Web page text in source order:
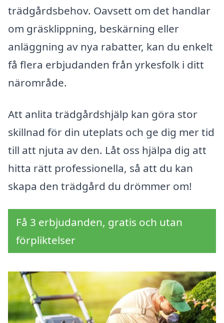
trädgårdsbehov. Oavsett om det handlar
om gräsklippning, beskärning eller
anläggning av nya rabatter, kan du enkelt
få flera erbjudanden från yrkesfolk i ditt
närområde.
Att anlita trädgårdshjälp kan göra stor
skillnad för din uteplats och ge dig mer tid
till att njuta av den. Låt oss hjälpa dig att
hitta rätt professionella, så att du kan
skapa den trädgård du drömmer om!
Få 3 erbjudanden, gratis och utan
förpliktelser